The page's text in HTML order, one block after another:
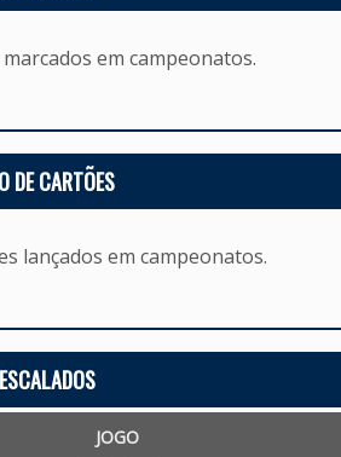
em campeonatos.
DE CARTÕES
lançados em campeonatos.
JOGO